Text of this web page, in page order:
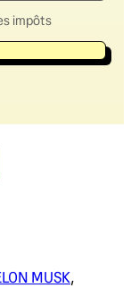
impôts
MUSK